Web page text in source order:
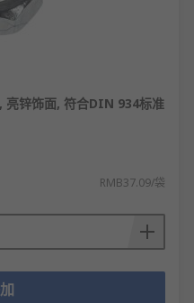
殊涂层，适用于恶
反复使用不影响性
起关键作用，不可
亮锌饰面, 符合DIN 934标准
RMB37.09/袋